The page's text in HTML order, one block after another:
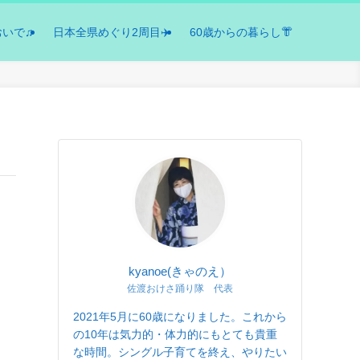
いで♫ 日本全県めぐり2周目✈️ 60歳からの暮らし👘
kyanoe(きゃのえ）
佐渡おけさ踊り隊 代表
2021年5月に60歳になりました。これから
の10年は気力的・体力的にもとても貴重
な時間。シングル子育てを終え、やりたい